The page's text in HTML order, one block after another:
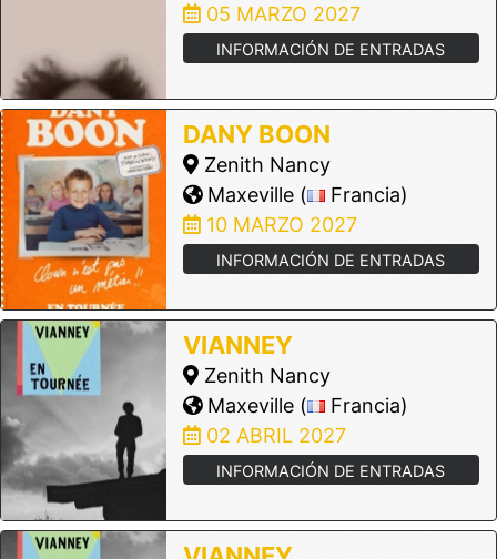
05 MARZO 2027
INFORMACIÓN DE ENTRADAS
DANY BOON
Zenith Nancy
Maxeville (
Francia)
10 MARZO 2027
INFORMACIÓN DE ENTRADAS
VIANNEY
Zenith Nancy
Maxeville (
Francia)
02 ABRIL 2027
INFORMACIÓN DE ENTRADAS